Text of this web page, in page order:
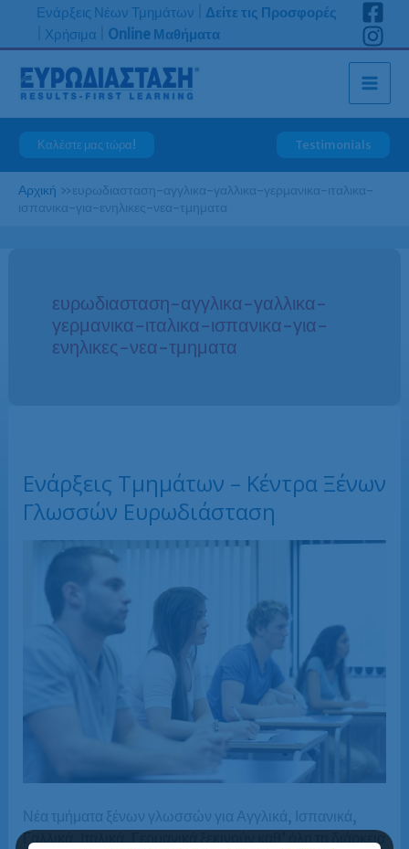
Μετάβαση
περιεχόμενο
Ενάρξεις Νέων Τμημάτων
Δείτε τις Προσφορές
Χρήσιμα Online Μαθήματα
Καλέστε μας τώρα! Testimonials
Αρχική »ευρωδιασταση-αγγλικα-γαλλικα-γερμανικα-ιταλικα-
ισπανικα-για-ενηλικες-νεα-τμηματα
ευρωδιασταση-αγγλικα-γαλλικα-
γερμανικα-ιταλικα-ισπανικα-για-
ενηλικες-νεα-τμηματα
Ενάρξεις Τμημάτων – Κέντρα Ξένων
Γλωσσών Ευρωδιάσταση
Νέα τμήματα ξένων γλωσσών για Αγγλικά, Ισπανικά,
Γαλλικά, Ιταλικά, Γερμανικά ξεκινούν καθ’ όλη τη διάρκεια